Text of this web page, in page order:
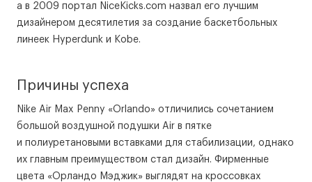
а в 2009 портал NiceKicks.com назвал его лучшим
дизайнером десятилетия за создание баскетбольных
линеек Hyperdunk и Kobe.
Причины успеха
Nike Air Max Penny «Orlando» отличились сочетанием
большой воздушной подушки Air в пятке
и полиуретановыми вставками для стабилизации, однако
их главным преимуществом стал дизайн. Фирменные
цвета «Орландо Мэджик» выглядят на кроссовках